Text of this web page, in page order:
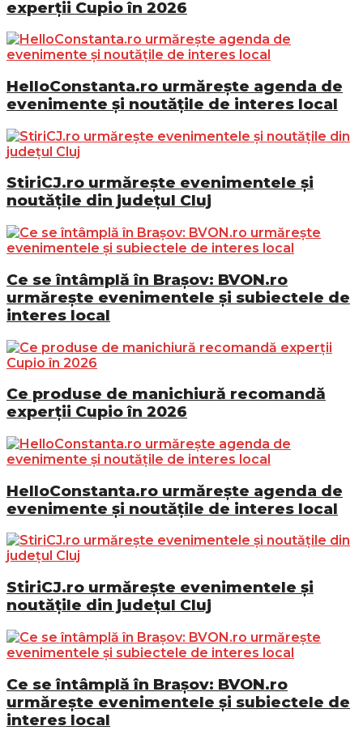
experții Cupio în 2026
HelloConstanta.ro urmărește agenda de
evenimente și noutățile de interes local
StiriCJ.ro urmărește evenimentele și
noutățile din județul Cluj
Ce se întâmplă în Brașov: BVON.ro
urmărește evenimentele și subiectele de
interes local
Ce produse de manichiură recomandă
experții Cupio în 2026
HelloConstanta.ro urmărește agenda de
evenimente și noutățile de interes local
StiriCJ.ro urmărește evenimentele și
noutățile din județul Cluj
Ce se întâmplă în Brașov: BVON.ro
urmărește evenimentele și subiectele de
interes local